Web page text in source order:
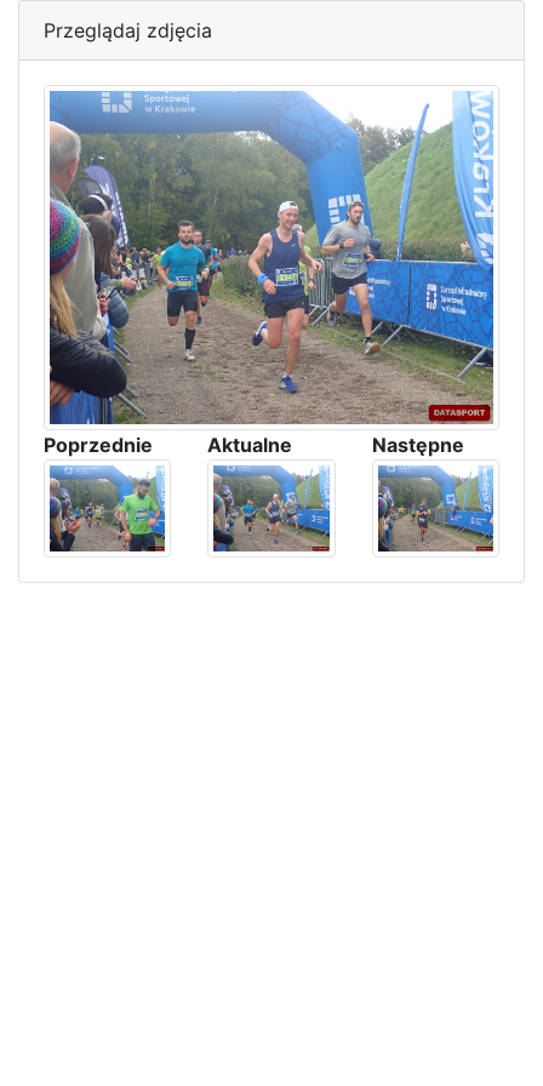
Przeglądaj zdjęcia
Poprzednie Aktualne Następne